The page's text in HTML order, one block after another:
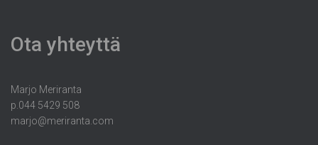
Ota yhteyttä
Marjo Meriranta
p.044 5429 508
marjo@meriranta.com